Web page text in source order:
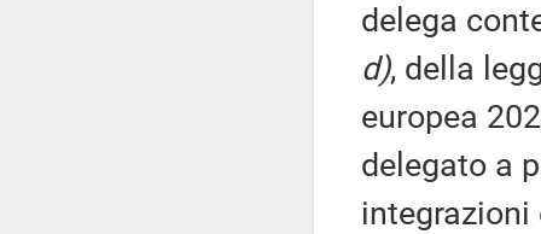
delega
d), della
europea
delegato a